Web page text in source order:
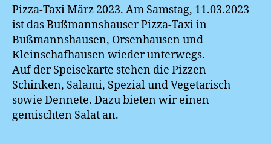
Pizza-Taxi März 2023. Am Samstag, 11.03.2023
ist das Bußmannshauser Pizza-Taxi in
Bußmannshausen, Orsenhausen und
Kleinschafhausen wieder unterwegs.
Auf der Speisekarte stehen die Pizzen
Schinken, Salami, Spezial und Vegetarisch
sowie Dennete. Dazu bieten wir einen
gemischten Salat an.